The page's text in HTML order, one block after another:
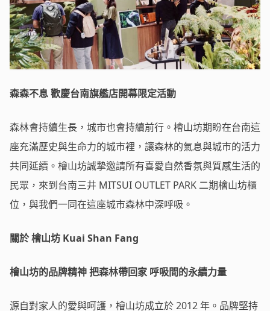
森森不息 歡慶台南旗艦店開幕限定活動
森林會持續生長，城市也會持續前行。檜山坊期盼在台南這
座充滿歷史與生命力的城市裡，讓森林的氣息與城市的活力
共同延續。檜山坊誠摯邀請所有喜愛自然香氛與質感生活的
民眾，來到台南三井 MITSUI OUTLET PARK 二期檜山坊櫃
位，與我們一同在這座城市森林中深呼吸。
關於檜山坊 Kuai Shan Fang
檜山坊的品牌精神 把森林帶回家 呼吸間的永續力量
源自對家人的愛與呵護，檜山坊成立於 2012 年。品牌堅持